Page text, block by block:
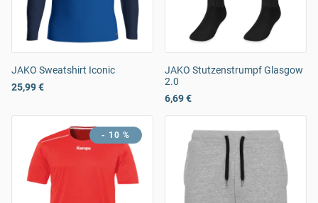
JAKO Sweatshirt Iconic
25,99 €
JAKO Stutzenstrumpf Glasgow
2.0
6,69 €
- 10 %